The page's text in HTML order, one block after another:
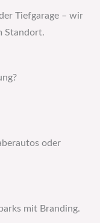
Tiefgarage – wir
Standort.
oder
mit Branding.